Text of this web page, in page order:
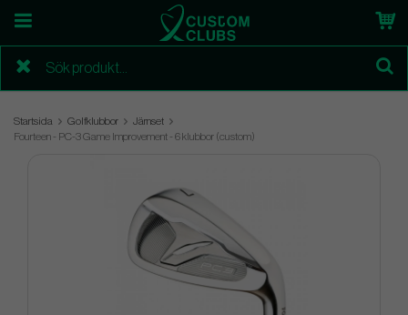
Startsida Golfklubbor
Järnset
Fourteen - PC-3 Game Improvement - 6 klubbor (custom)